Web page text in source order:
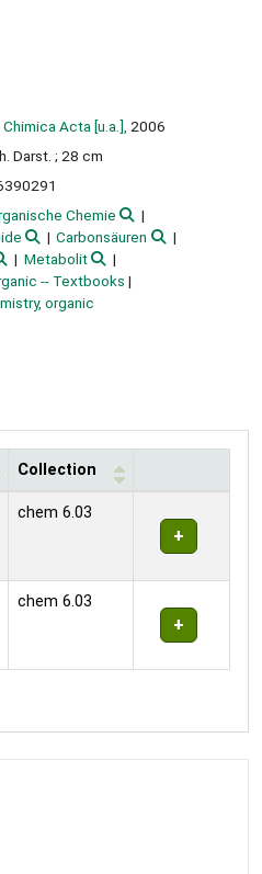
Acta [u.a.], 2006
Darst. ; 28 cm
Chemie
Carbonsäuren
Metabolit
-- Textbooks
organic
Collection
chem 6.03
chem 6.03